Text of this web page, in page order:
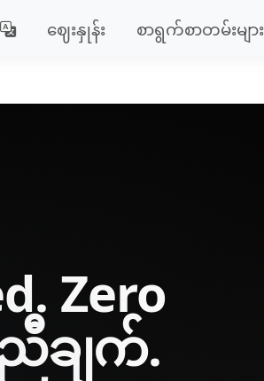
ဈေးနှုန်း စာရွက်စာတမ်းများ
Zero
ချက်.